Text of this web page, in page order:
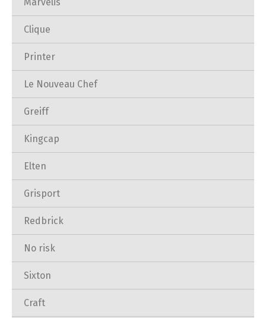
Clique
Printer
Le Nouveau Chef
Greiff
Kingcap
Elten
Grisport
Redbrick
No risk
Sixton
Craft